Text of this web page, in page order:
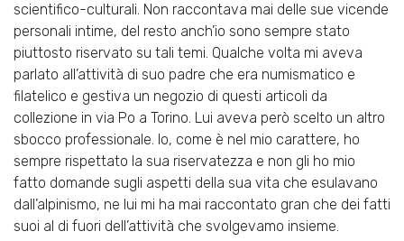
scientifico-culturali. Non raccontava mai delle sue vicende
personali intime, del resto anch’io sono sempre stato
piuttosto riservato su tali temi. Qualche volta mi aveva
parlato all’attività di suo padre che era numismatico e
filatelico e gestiva un negozio di questi articoli da
collezione in via Po a Torino. Lui aveva però scelto un altro
sbocco professionale. Io, come è nel mio carattere, ho
sempre rispettato la sua riservatezza e non gli ho mio
fatto domande sugli aspetti della sua vita che esulavano
dall’alpinismo, ne lui mi ha mai raccontato gran che dei fatti
suoi al di fuori dell’attività che svolgevamo insieme.